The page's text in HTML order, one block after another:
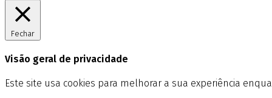
Fechar
Visão geral de privacidade
Este site usa cookies para melhorar a sua experiência